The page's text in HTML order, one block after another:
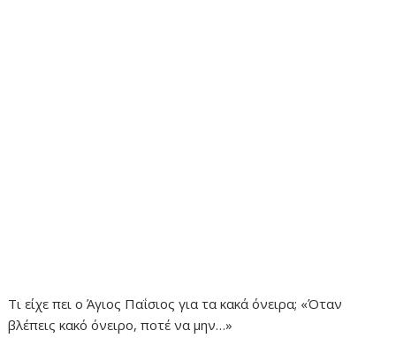
Τι είχε πει ο Άγιος Παΐσιος για τα κακά όνειρα; «Όταν
βλέπεις κακό όνειρο, ποτέ να μην…»